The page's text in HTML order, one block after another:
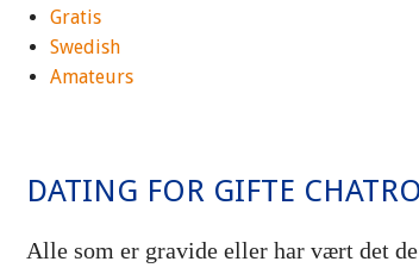
Gratis
Swedish
Amateurs
DATING FOR GIFTE
Alle som er gravide eller har vært det de